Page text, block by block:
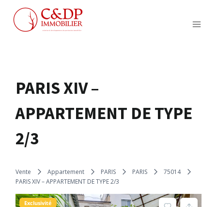
contenu
PARIS XIV –
APPARTEMENT DE TYPE
2/3
Vente Appartement PARIS PARIS
75014
PARIS XIV – APPARTEMENT DE TYPE 2/3
Exclusivité